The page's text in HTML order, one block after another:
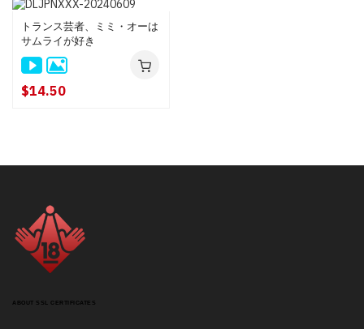
トランス芸者、ミミ・オーは
サムライが好き
$14.50
ABOUT SSL CERTIFICATES